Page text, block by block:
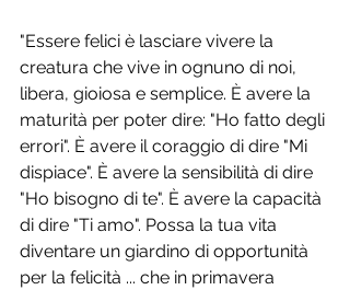
"Essere felici è lasciare vivere la
creatura che vive in ognuno di noi,
libera, gioiosa e semplice. È avere la
maturità per poter dire: "Ho fatto degli
errori". È avere il coraggio di dire "Mi
dispiace". È avere la sensibilità di dire
"Ho bisogno di te". È avere la capacità
di dire "Ti amo". Possa la tua vita
diventare un giardino di opportunità
per la felicità ... che in primavera